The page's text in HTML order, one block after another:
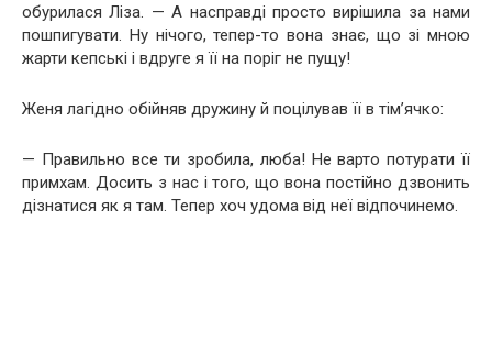
обурилася Ліза. — А насправді просто вирішила за нами
пошпигувати. Ну нічого, тепер-то вона знає, що зі мною
жарти кепські і вдруге я її на поріг не пущу!
Женя лагідно обійняв дружину й поцілував її в тім’ячко:
— Правильно все ти зробила, люба! Не варто потурати її
примхам. Досить з нас і того, що вона постійно дзвонить
дізнатися як я там. Тепер хоч удома від неї відпочинемо.